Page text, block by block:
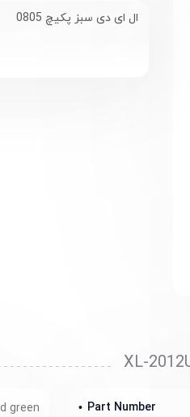
ال ای دی سبز پکیچ 0805
Part Number
green